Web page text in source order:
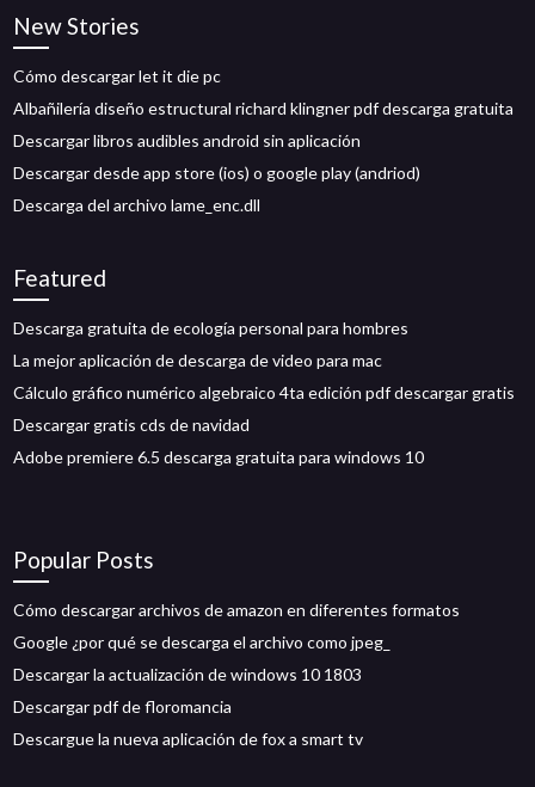
New Stories
Cómo descargar let it die pc
Albañilería diseño estructural richard klingner pdf descarga gratuita
Descargar libros audibles android sin aplicación
Descargar desde app store (ios) o google play (andriod)
Descarga del archivo lame_enc.dll
Featured
Descarga gratuita de ecología personal para hombres
La mejor aplicación de descarga de video para mac
Cálculo gráfico numérico algebraico 4ta edición pdf descargar gratis
Descargar gratis cds de navidad
Adobe premiere 6.5 descarga gratuita para windows 10
Popular Posts
Cómo descargar archivos de amazon en diferentes formatos
Google ¿por qué se descarga el archivo como jpeg_
Descargar la actualización de windows 10 1803
Descargar pdf de floromancia
Descargue la nueva aplicación de fox a smart tv